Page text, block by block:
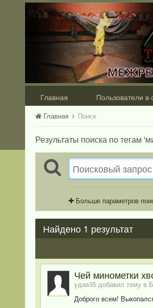
Главная Пользователи в
Главная Поиск
Результаты поиска по тегам
Больше параметров
Найдено 1 результат
Чей минометки
удав35 добавил тему в
Доброго всем!